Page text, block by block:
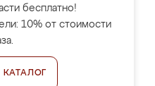
бесплатно!
10% от стоимости
КАТАЛОГ